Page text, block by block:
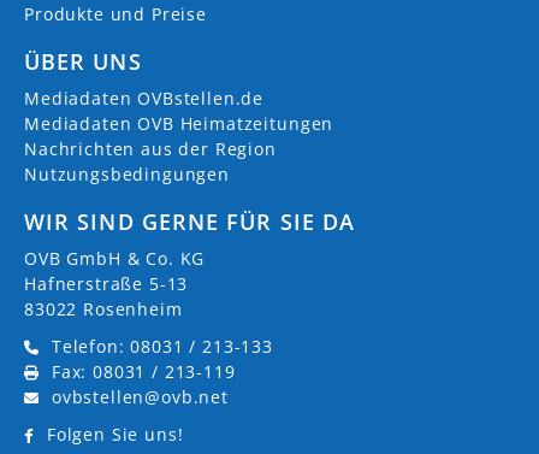
Produkte und Preise
ÜBER UNS
Mediadaten OVBstellen.de
Mediadaten OVB Heimatzeitungen
Nachrichten aus der Region
Nutzungsbedingungen
WIR SIND GERNE FÜR SIE DA
OVB GmbH & Co. KG
Hafnerstraße 5-13
83022 Rosenheim
Telefon: 08031 / 213-133
Fax: 08031 / 213-119
ovbstellen@ovb.net
Folgen Sie uns!